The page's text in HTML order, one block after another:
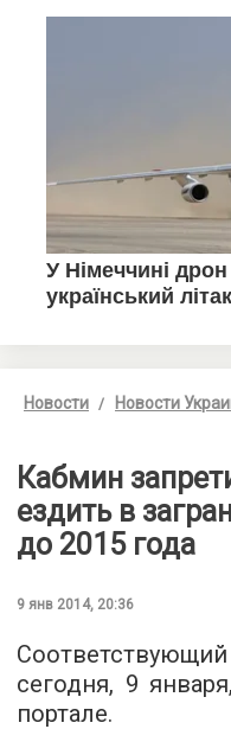
Новости Новости
Кабмин
ездить в
до 2015 года
9 янв 2014, 20:36
сегодня, 9
портале.